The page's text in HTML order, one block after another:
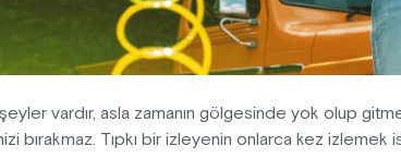
şeyler vardır, asla zamanın gölgesinde yok olup
bırakmaz. Tıpkı bir izleyenin onlarca kez